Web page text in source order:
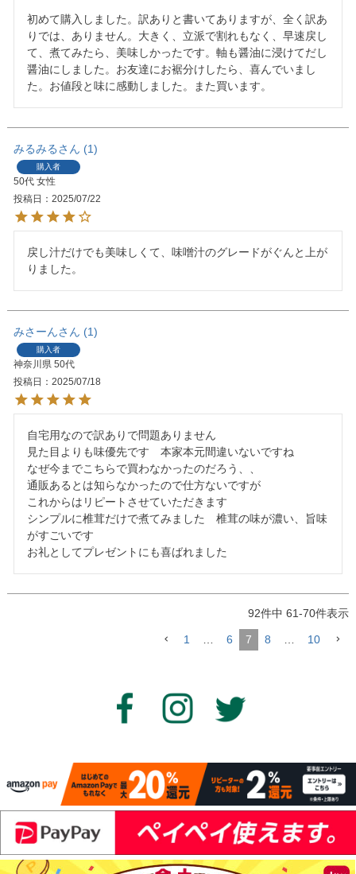
初めて購入しました。訳ありと書いてありますが、全く訳あ
りでは、ありません。大きく、立派で割れもなく、早速戻し
て、煮てみたら、美味しかったです。軸も醤油に浸けてだし
醤油にしました。お友達にお裾分けしたら、喜んでいまし
た。お値段と味に感動しました。また買います。
みるみる 1
購入者
50代 女性
投稿日
2025/07/22
戻し汁だけでも美味しくて、味噌汁のグレードがぐんと上が
りました。
みさーん 1
購入者
神奈川県 50代
投稿日
2025/07/18
自宅用なので訳ありで問題ありません
見た目よりも味優先です　本家本元間違いないですね
なぜ今までこちらで買わなかったのだろう、、
通販あるとは知らなかったので仕方ないですが
これからはリピートさせていただきます
シンプルに椎茸だけで煮てみました　椎茸の味が濃い、旨味
がすごいです
お礼としてプレゼントにも喜ばれました
92件中 61-70件表示
1 6 7 8 10